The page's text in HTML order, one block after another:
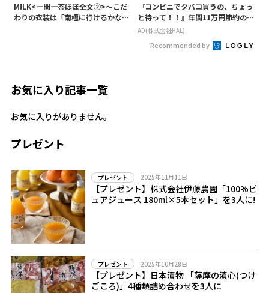
M!LK<一問一答ほぼ全文②>～こだ
わりの衣装は「南極に行けるかなと
『コンビニでタバコ買うの、ちょっ
と待って！！』年間11万円節約の新
型タバコ
AD(株式会社HAL)
Recommended by
お気に入り記事一覧
お気に入りがありません。
プレゼント
プレゼント 2025年11月11日
【プレゼント】株式会社伊藤農園「100%ピ
ュアジュース 180ml×5本セット」を3人に!
プレゼント 2025年10月28日
【プレゼント】日本漬物 「薩摩の漬心(つけ
ごころ)」4種類詰め合わせを3人に